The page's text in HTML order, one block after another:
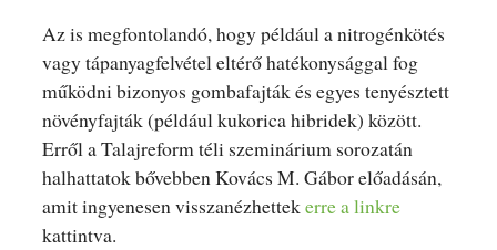
Az is megfontolandó, hogy például a nitrogénkötés
vagy tápanyagfelvétel eltérő hatékonysággal fog
működni bizonyos gombafajták és egyes tenyésztett
növényfajták (például kukorica hibridek) között.
Erről a Talajreform téli szeminárium sorozatán
halhattatok bővebben Kovács M. Gábor előadásán,
amit ingyenesen visszanézhettekerre a linkre
kattintva.